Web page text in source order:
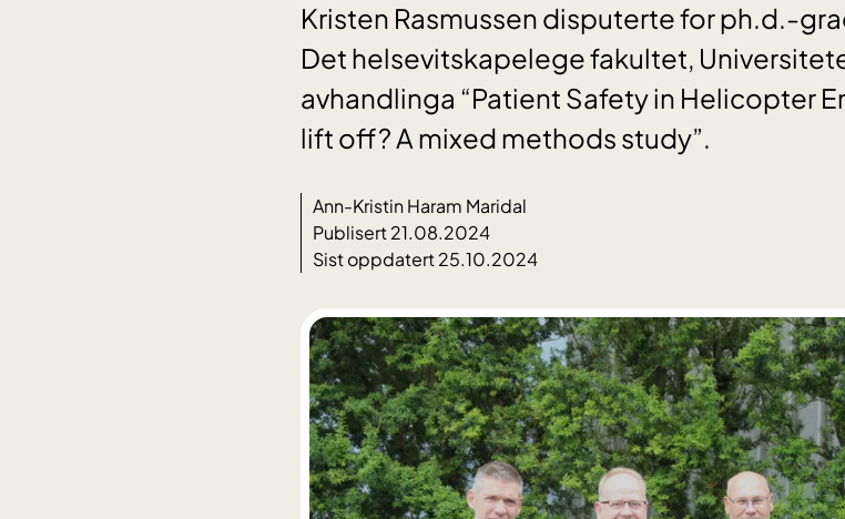
Kristen Rasmussen disputerte for ph.d.-
Det helsevitskapelege fakultet,
avhandlinga “Patient Safety in Helicopter
lift off? A mixed methods study”.
Ann-Kristin Haram Maridal
Publisert 21.08.2024
Sist oppdatert 25.10.2024